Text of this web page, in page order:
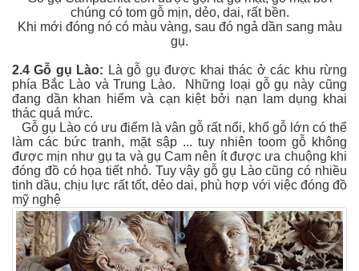
chúng có tom gỗ mịn, dẻo, dai, rất bền.
Khi mới đóng nó có màu vàng, sau đó ngả dần sang màu
gụ.
2.4 Gỗ gụ Lào: Là gỗ gụ được khai thác ở các khu rừng
phía Bắc Lào và Trung Lào. Những loại gỗ gụ này cũng
đang dần khan hiếm và cạn kiệt bởi nạn lam dụng khai
thác quá mức.
Gỗ gụ Lào có ưu điểm là vân gỗ rất nổi, khổ gỗ lớn có thể
làm các bức tranh, mặt sập ... tuy nhiên toom gỗ không
được mịn như gụ ta và gụ Cam nên ít được ưa chuộng khi
đóng đồ có họa tiết nhỏ. Tuy vậy gỗ gụ Lào cũng có nhiều
tinh dầu, chịu lực rất tốt, dẻo dai, phù hợp với việc đóng đồ
mỹ nghệ